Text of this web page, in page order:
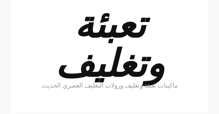
تعبئة
وتغليف
ماكينات تعبئة وتغليف ورولات التغليف العصري الحديث